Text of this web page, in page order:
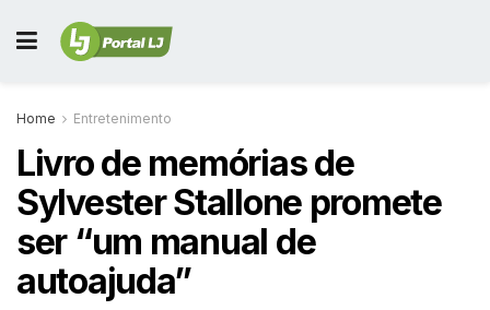
Home Entretenimento
Livro de memórias de
Sylvester Stallone promete
ser “um manual de
autoajuda”